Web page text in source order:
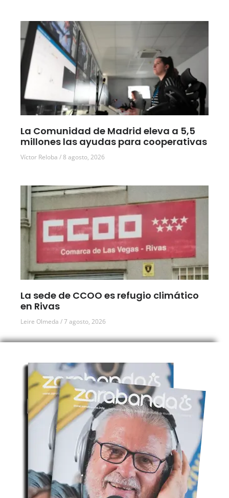
La Comunidad de Madrid eleva a 5,5
millones las ayudas para cooperativas
Víctor Reloba 8 agosto, 2026
La sede de CCOO es refugio climático
en Rivas
Leire Olmeda 7 agosto, 2026